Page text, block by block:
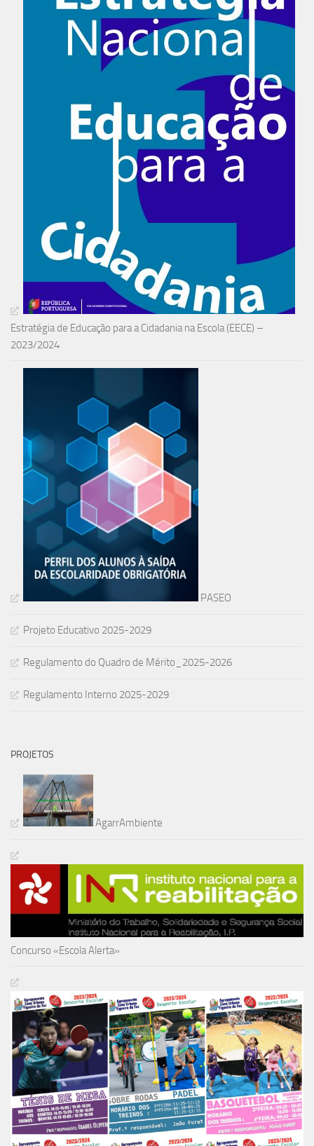
Estratégia de Educação para a Cidadania na Escola (EECE) –
2023/2024
PASEO
Projeto Educativo 2025-2029
Regulamento do Quadro de Mérito_2025-2026
Regulamento Interno 2025-2029
PROJETOS
AgarrAmbiente
Concurso «Escola Alerta»